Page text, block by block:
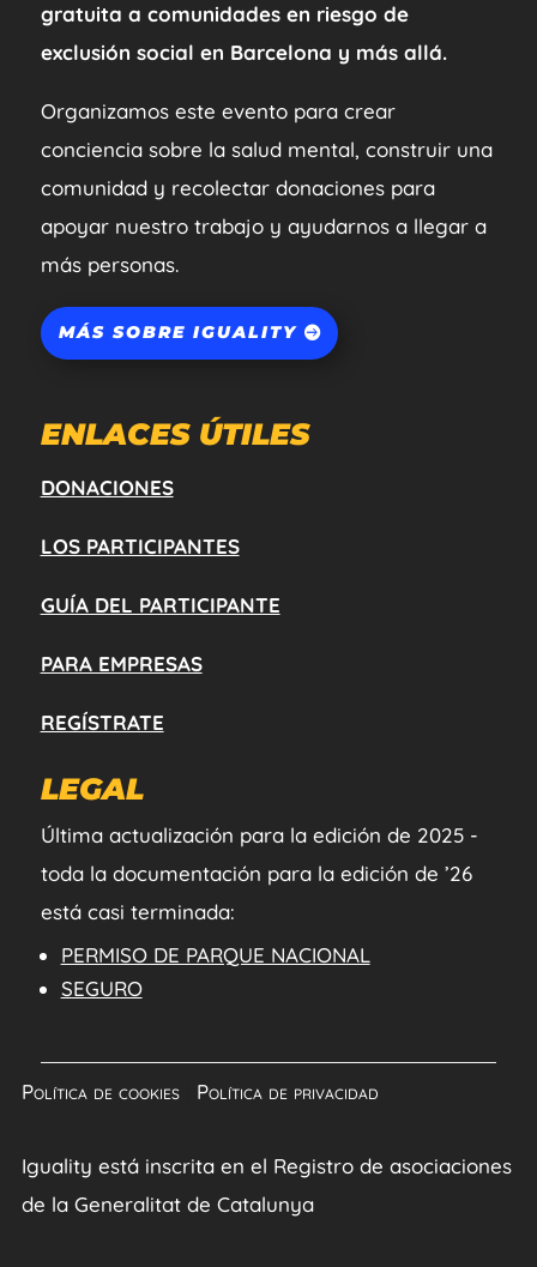
gratuita a comunidades en riesgo de
exclusión social en Barcelona y más allá.
Organizamos este evento para crear
conciencia sobre la salud mental, construir una
comunidad y recolectar donaciones para
apoyar nuestro trabajo y ayudarnos a llegar a
más personas.
MÁS SOBRE IGUALITY
ENLACES ÚTILES
DONACIONES
LOS PARTICIPANTES
GUÍA DEL PARTICIPANTE
PARA EMPRESAS
REGÍSTRATE
LEGAL
Última actualización para la edición de 2025 -
toda la documentación para la edición de ’26
está casi terminada:
PERMISO DE PARQUE NACIONAL
SEGURO
Política de cookies| Política de privacidad
Iguality está inscrita en el Registro de asociaciones
de la Generalitat de Catalunya